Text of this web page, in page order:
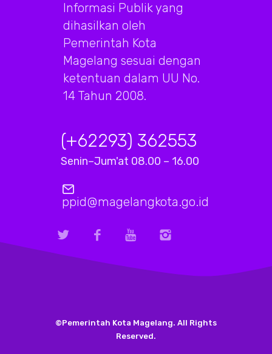
Informasi Publik yang
dihasilkan oleh
Pemerintah Kota
Magelang sesuai dengan
ketentuan dalam UU No.
14 Tahun 2008.
(+62293) 362553
Senin–Jum'at 08.00 – 16.00
ppid@magelangkota.go.id
©Pemerintah Kota Magelang. All Rights
Reserved.